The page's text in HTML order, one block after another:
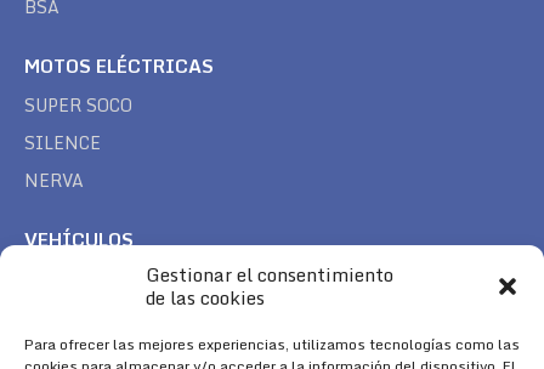
Gestionar el consentimiento
de las cookies
Para ofrecer las mejores experiencias, utilizamos tecnologías como las
BSA
MOTOS ELÉCTRICAS
SUPER SOCO
SILENCE
NERVA
VEHÍCULOS
TREK